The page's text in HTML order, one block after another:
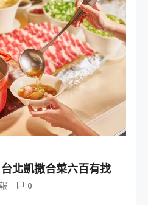
北凱撒合菜六百有找
0